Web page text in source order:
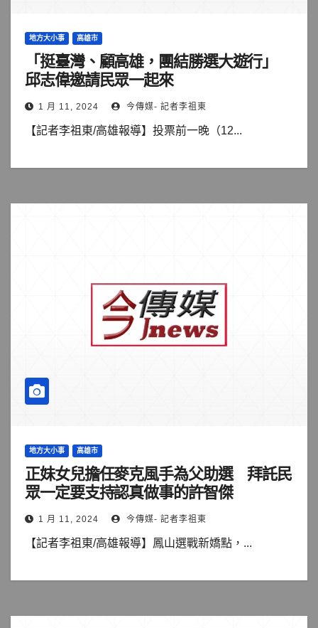
地方大小事 高雄市
「挺臺灣、顧高雄，團結勝選大遊行」
邱志偉邀請民眾一起來
1 月 11, 2024 今傳媒- 記者李祖東
【記者李祖東/高雄報導】投票前一晚（12...
地方大小事 高雄市
正妹女兒擔任麥克風手為父助選 拜託民
眾一定要支持認真做事的許智傑
1 月 11, 2024 今傳媒- 記者李祖東
【記者李祖東/高雄報導】鳳山選戰新嬌點，...